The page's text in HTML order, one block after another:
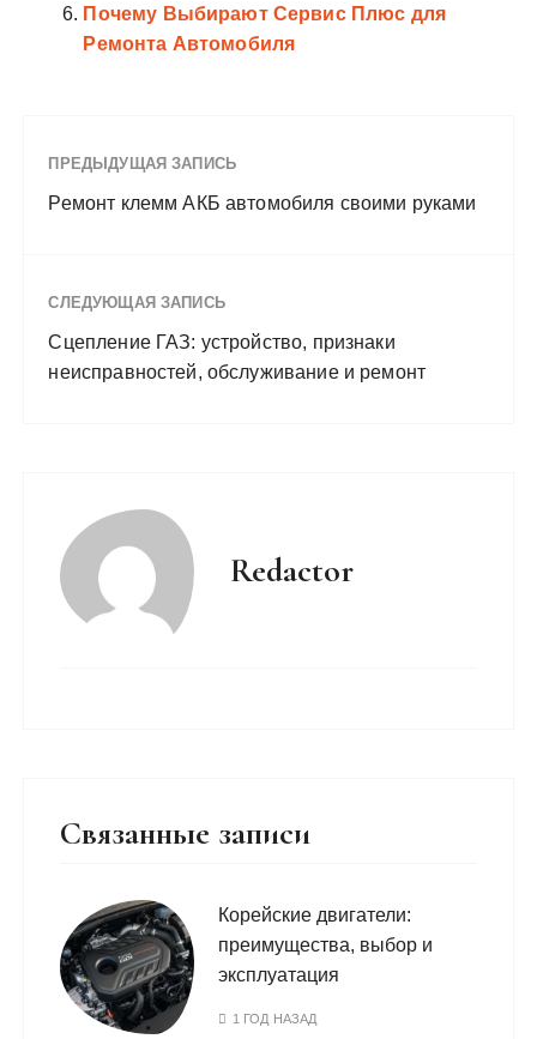
Почему Выбирают Сервис Плюс для
Ремонта Автомобиля
ПРЕДЫДУЩАЯ ЗАПИСЬ
Ремонт клемм АКБ автомобиля своими руками
СЛЕДУЮЩАЯ ЗАПИСЬ
Сцепление ГАЗ: устройство, признаки
неисправностей, обслуживание и ремонт
Redactor
Связанные записи
Корейские двигатели:
преимущества, выбор и
эксплуатация
1 ГОД НАЗАД